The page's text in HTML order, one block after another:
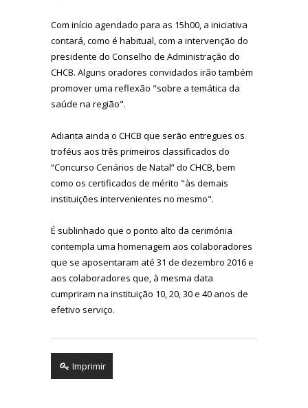
Com início agendado para as 15h00, a iniciativa
contará, como é habitual, com a intervenção do
presidente do Conselho de Administração do
CHCB. Alguns oradores convidados irão também
promover uma reflexão "sobre a temática da
saúde na região".
Adianta ainda o CHCB que serão entregues os
troféus aos três primeiros classificados do
“Concurso Cenários de Natal” do CHCB, bem
como os certificados de mérito "às demais
instituições intervenientes no mesmo".
É sublinhado que o ponto alto da cerimónia
contempla uma homenagem aos colaboradores
que se aposentaram até 31 de dezembro 2016 e
aos colaboradores que, à mesma data
cumpriram na instituição 10, 20, 30 e 40 anos de
efetivo serviço.
Imprimir